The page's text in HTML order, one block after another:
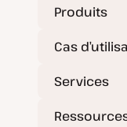
e
à
u
Produits
Cas
Services